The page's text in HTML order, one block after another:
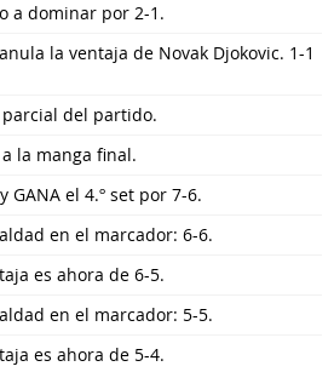
a dominar por 2-1.
la ventaja de Novak Djokovic. 1-1
del partido.
la manga final.
el 4.º set por 7-6.
en el marcador: 6-6.
es ahora de 6-5.
en el marcador: 5-5.
es ahora de 5-4.